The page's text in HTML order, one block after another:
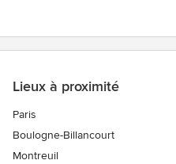
Lieux à proximité
Paris
Boulogne-Billancourt
Montreuil